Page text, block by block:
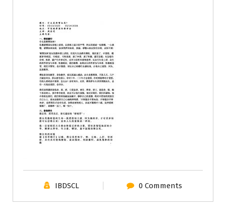
IBDSCL 0 Comments